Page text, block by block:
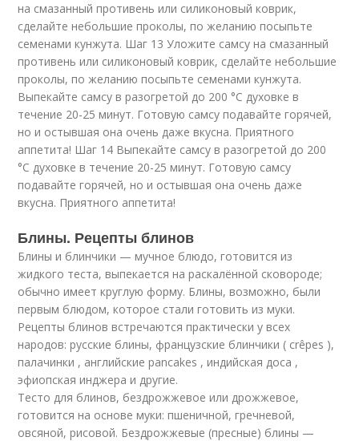
на смазанный противень или силиконовый коврик,
сделайте небольшие проколы, по желанию посыпьте
семенами кунжута. Шаг 13 Уложите самсу на смазанный
противень или силиконовый коврик, сделайте небольшие
проколы, по желанию посыпьте семенами кунжута.
Выпекайте самсу в разогретой до 200 °C духовке в
течение 20-25 минут. Готовую самсу подавайте горячей,
но и остывшая она очень даже вкусна. Приятного
аппетита! Шаг 14 Выпекайте самсу в разогретой до 200
°C духовке в течение 20-25 минут. Готовую самсу
подавайте горячей, но и остывшая она очень даже
вкусна. Приятного аппетита!
Блины. Рецепты блинов
Блины и блинчики — мучное блюдо, готовится из
жидкого теста, выпекается на раскалённой сковороде;
обычно имеет круглую форму. Блины, возможно, были
первым блюдом, которое стали готовить из муки.
Рецепты блинов встречаются практически у всех
народов: русские блины, французские блинчики ( crêpes ),
палачинки , английские pancakes , индийская доса ,
эфиопская инджера и другие.
Тесто для блинов, бездрожжевое или дрожжевое,
готовится на основе муки: пшеничной, гречневой,
овсяной, рисовой. Бездрожжевые (пресные) блины —